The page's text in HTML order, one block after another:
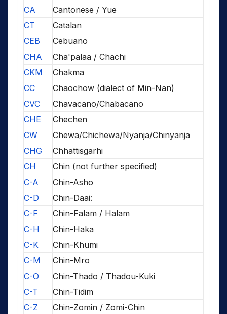
CA
Cantonese / Yue
CT
Catalan
CEB
Cebuano
CHA
Cha'palaa / Chachi
CKM
Chakma
CC
Chaochow (dialect of Min-Nan)
CVC
Chavacano/Chabacano
CHE
Chechen
CW
Chewa/Chichewa/Nyanja/Chinyanja
CHG
Chhattisgarhi
CH
Chin (not further specified)
C-A
Chin-Asho
C-D
Chin-Daai:
C-F
Chin-Falam / Halam
C-H
Chin-Haka
C-K
Chin-Khumi
C-M
Chin-Mro
C-O
Chin-Thado / Thadou-Kuki
C-T
Chin-Tidim
C-Z
Chin-Zomin / Zomi-Chin